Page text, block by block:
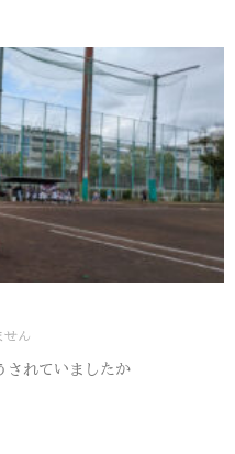
せん
されていましたか